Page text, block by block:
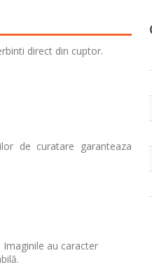
direct din cuptor.
de curatare garanteaza
au caracter